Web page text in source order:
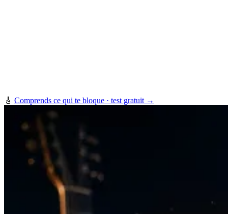
🎸 Comprends ce qui te bloque · test gratuit →